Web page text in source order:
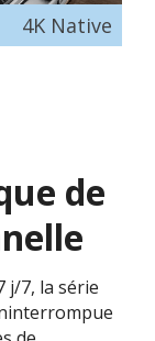
4K Native
de
j/7, la série